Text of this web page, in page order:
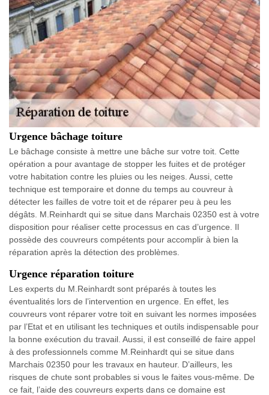
Urgence bâchage toiture
Le bâchage consiste à mettre une bâche sur votre toit. Cette
opération a pour avantage de stopper les fuites et de protéger
votre habitation contre les pluies ou les neiges. Aussi, cette
technique est temporaire et donne du temps au couvreur à
détecter les failles de votre toit et de réparer peu à peu les
dégâts. M.Reinhardt qui se situe dans Marchais 02350 est à votre
disposition pour réaliser cette processus en cas d’urgence. Il
possède des couvreurs compétents pour accomplir à bien la
réparation après la détection des problèmes.
Urgence réparation toiture
Les experts du M.Reinhardt sont préparés à toutes les
éventualités lors de l’intervention en urgence. En effet, les
couvreurs vont réparer votre toit en suivant les normes imposées
par l’Etat et en utilisant les techniques et outils indispensable pour
la bonne exécution du travail. Aussi, il est conseillé de faire appel
à des professionnels comme M.Reinhardt qui se situe dans
Marchais 02350 pour les travaux en hauteur. D’ailleurs, les
risques de chute sont probables si vous le faites vous-même. De
ce fait, l’aide des couvreurs experts dans ce domaine est